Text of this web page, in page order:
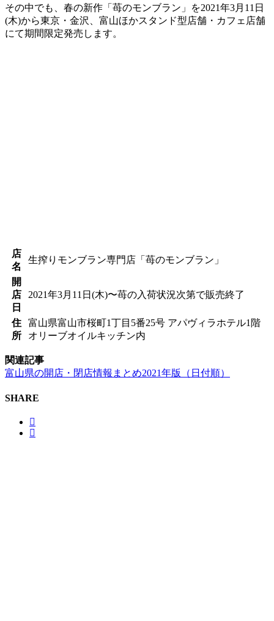
その中でも、春の新作「苺のモンブラン」を2021年3月11日
(木)から東京・金沢、富山ほかスタンド型店舗・カフェ店舗
にて期間限定発売します。
店
名
生搾りモンブラン専門店「苺のモンブラン」
開
店
日
2021年3月11日(木)〜苺の入荷状況次第で販売終了
住
所
富山県富山市桜町1丁目5番25号 アパヴィラホテル1階
オリーブオイルキッチン内
関連記事
富山県の開店・閉店情報まとめ2021年版（日付順）
SHARE